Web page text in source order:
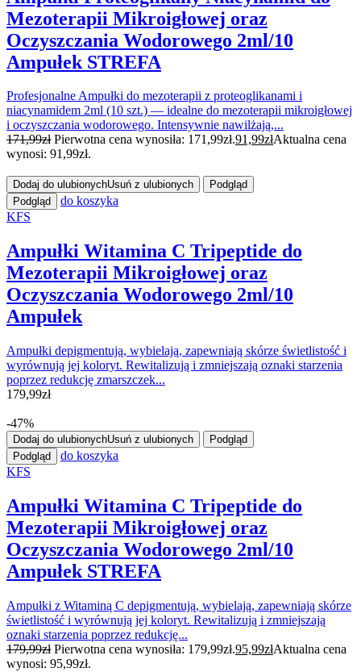
Mezoterapii Mikroigłowej oraz
Oczyszczania Wodorowego 2ml/10
Ampułek STREFA
Profesjonalne Ampułki do mezoterapii z proteoglikanami i
niacynamidem 2ml (10 szt.) — idealne do mezoterapii mikroigłowej
i oczyszczania wodorowego. Intensywnie nawilżają,...
171,99zł Pierwotna cena wynosiła: 171,99zł.91,99złAktualna cena
wynosi: 91,99zł.
Dodaj do ulubionychUsuń z ulubionych
Podgląd
Podgląd
do koszyka
KFS
Ampułki Witamina C Tripeptide do
Mezoterapii Mikroigłowej oraz
Oczyszczania Wodorowego 2ml/10
Ampułek
Ampułki depigmentują, wybielają, zapewniają skórze świetlistość i
wyrównują jej koloryt. Rewitalizują i zmniejszają oznaki starzenia
poprzez redukcję zmarszczek...
179,99zł
-47%
Dodaj do ulubionychUsuń z ulubionych
Podgląd
Podgląd
do koszyka
KFS
Ampułki Witamina C Tripeptide do
Mezoterapii Mikroigłowej oraz
Oczyszczania Wodorowego 2ml/10
Ampułek STREFA
Ampułki z Witaminą C depigmentują, wybielają, zapewniają skórze
świetlistość i wyrównują jej koloryt. Rewitalizują i zmniejszają
oznaki starzenia poprzez redukcję...
179,99zł Pierwotna cena wynosiła: 179,99zł.95,99złAktualna cena
wynosi: 95,99zł.